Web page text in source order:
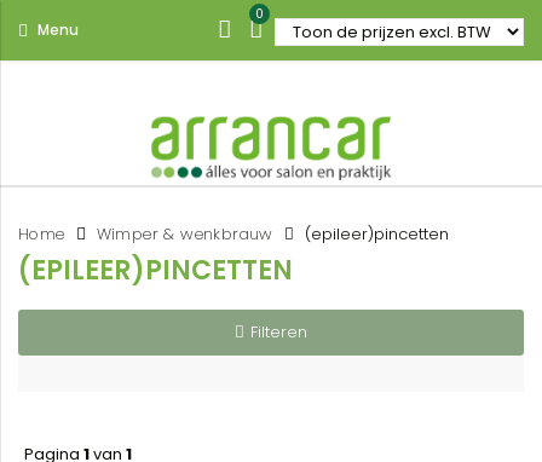
Menu
0
Home Wimper & wenkbrauw (epileer)pincetten
(EPILEER)PINCETTEN
Filteren
Pagina 1van 1